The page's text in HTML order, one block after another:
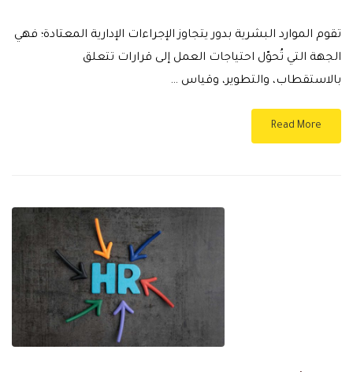
تقوم الموارد البشرية بدور يتجاوز الإجراءات الإدارية المعتادة؛ فهي
الجهة التي تُحوّل احتياجات العمل إلى قرارات تتعلق
بالاستقطاب، والتطوير، وقياس …
Read More